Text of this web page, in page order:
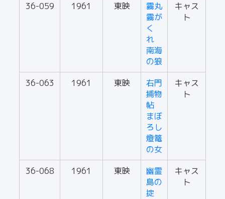
36-059 1961 東映
霧丸
霧が
く
れ
南海
の狼
キャス
ト
36-063 1961 東映
右門
捕物
帖
まぼ
ろし
燈篭
の女
キャス
ト
36-068 1961 東映
幽霊
島の
掟
キャス
ト